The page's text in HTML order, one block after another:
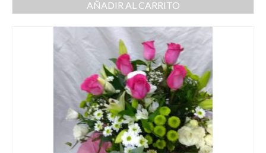
AÑADIR AL CARRITO